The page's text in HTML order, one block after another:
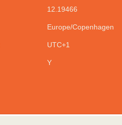
12.19466
Europe/Copenhagen
UTC+1
Y